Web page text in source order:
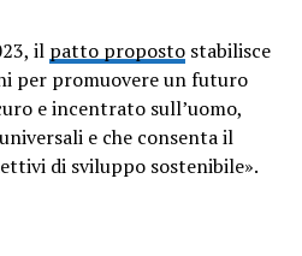
il patto proposto stabilisce
per promuovere un futuro
e incentrato sull’uomo,
e che consenta il
di sviluppo sostenibile».